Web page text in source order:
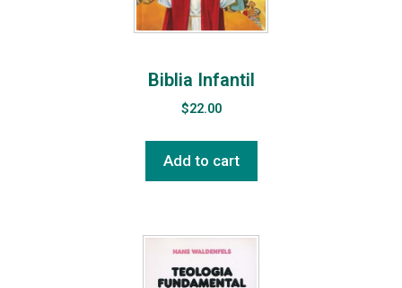
Biblia Infantil
$22.00
Add to cart